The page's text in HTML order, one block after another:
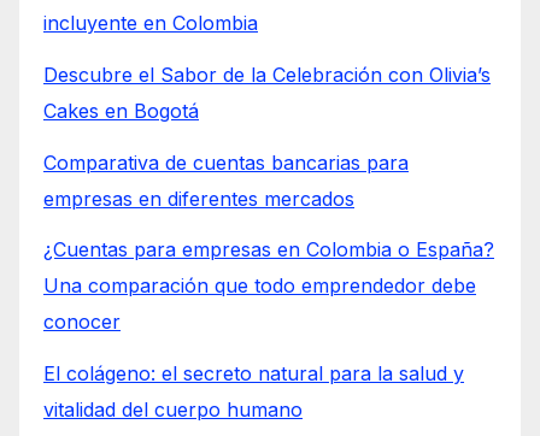
incluyente en Colombia
Descubre el Sabor de la Celebración con Olivia’s
Cakes en Bogotá
Comparativa de cuentas bancarias para
empresas en diferentes mercados
¿Cuentas para empresas en Colombia o España?
Una comparación que todo emprendedor debe
conocer
El colágeno: el secreto natural para la salud y
vitalidad del cuerpo humano